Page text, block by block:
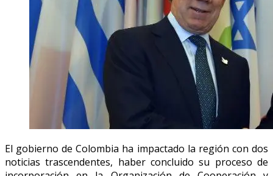
El gobierno de Colombia ha impactado la región con dos
noticias trascendentes, haber concluido su proceso de